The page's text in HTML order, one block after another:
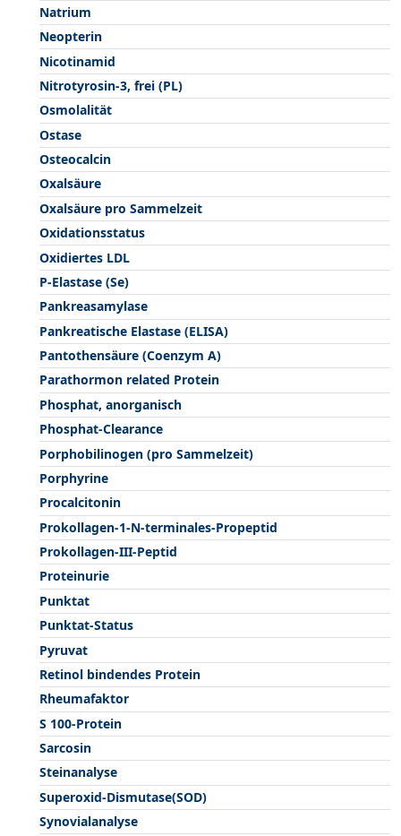
Natrium
Neopterin
Nicotinamid
Nitrotyrosin-3, frei (PL)
Osmolalität
Ostase
Osteocalcin
Oxalsäure
Oxalsäure pro Sammelzeit
Oxidationsstatus
Oxidiertes LDL
P-Elastase (Se)
Pankreasamylase
Pankreatische Elastase (ELISA)
Pantothensäure (Coenzym A)
Parathormon related Protein
Phosphat, anorganisch
Phosphat-Clearance
Porphobilinogen (pro Sammelzeit)
Porphyrine
Procalcitonin
Prokollagen-1-N-terminales-Propeptid
Prokollagen-III-Peptid
Proteinurie
Punktat
Punktat-Status
Pyruvat
Retinol bindendes Protein
Rheumafaktor
S 100-Protein
Sarcosin
Steinanalyse
Superoxid-Dismutase(SOD)
Synovialanalyse